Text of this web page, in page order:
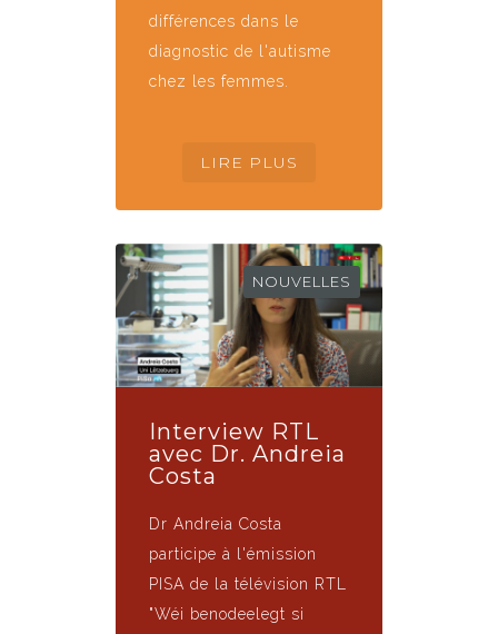
différences dans le
diagnostic de l'autisme
chez les femmes.
NOUVELLES
Interview RTL
avec Dr. Andreia
Costa
Dr Andreia Costa
participe à l'émission
PISA de la télévision RTL
"Wéi benodeelegt si